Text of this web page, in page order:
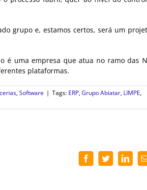
grupo e, estamos certos, será um
é uma empresa que atua no ramo das
plataformas.
,Software | Tags: ERP,Grupo Abiatar, LIMPE,
FacebookTwitter